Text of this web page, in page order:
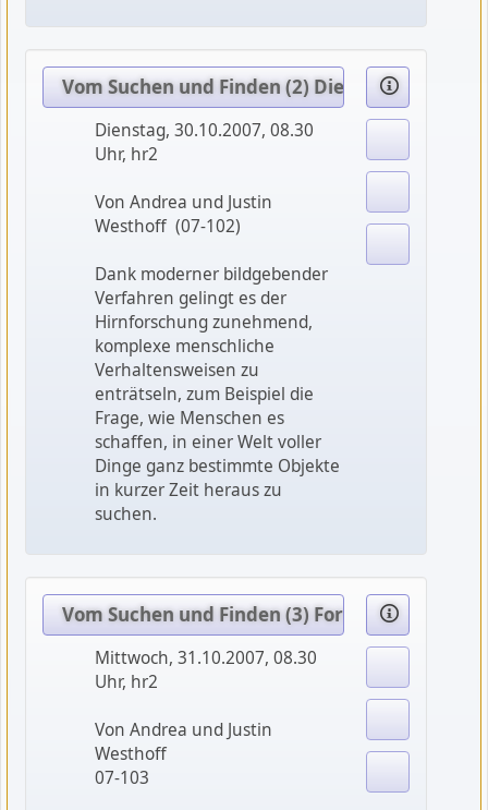
Vom Suchen und Finden (2) Die Neurobiologie
Dienstag, 30.10.2007, 08.30
Uhr, hr2
Von Andrea und Justin
Westhoff (07-102)
Dank moderner bildgebender
Verfahren gelingt es der
Hirnforschung zunehmend,
komplexe menschliche
Verhaltensweisen zu
enträtseln, zum Beispiel die
Frage, wie Menschen es
schaffen, in einer Welt voller
Dinge ganz bestimmte Objekte
in kurzer Zeit heraus zu
suchen.
Vom Suchen und Finden (3) Forschen,
Mittwoch, 31.10.2007, 08.30
Uhr, hr2
Von Andrea und Justin
Westhoff
07-103